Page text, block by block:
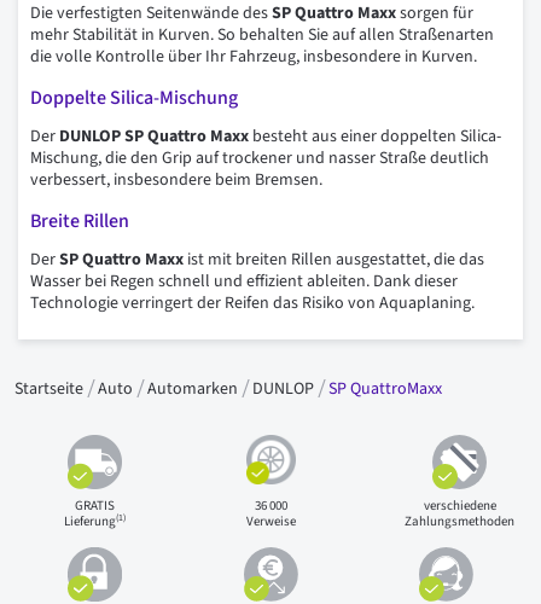
Die verfestigten Seitenwände desSP Quattro Maxxsorgen für
mehr Stabilität in Kurven. So behalten Sie auf allen Straßenarten
die volle Kontrolle über Ihr Fahrzeug, insbesondere in Kurven.
Doppelte Silica-Mischung
Der DUNLOP SP Quattro Maxx besteht aus einer doppelten Silica-
Mischung, die den Grip auf trockener und nasser Straße deutlich
verbessert, insbesondere beim Bremsen.
Breite Rillen
DerSP Quattro Maxx ist mit breiten Rillen ausgestattet, die das
Wasser bei Regen schnell und effizient ableiten. Dank dieser
Technologie verringert der Reifen das Risiko von Aquaplaning.
Startseite Auto Automarken DUNLOP SP QuattroMaxx
GRATIS
Lieferung(1)
36 000
Verweise
verschiedene
Zahlungsmethoden